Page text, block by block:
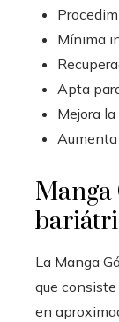
Mínima
Apta
Mejora la
Manga
La Manga
que
en